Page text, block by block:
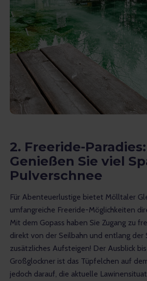
2. Freeride-Paradies:
Genießen Sie viel
Pulverschnee
Für Abenteuerlustige bietet Mölltaler
umfangreiche Freeride-Möglichkeiten
Mit dem Gopass haben Sie Zugang zu
direkt von der Seilbahn und entlang der
zusätzliches Aufsteigen! Der Ausblick
Großglockner ist das Tüpfelchen auf
jedoch darauf, die aktuelle